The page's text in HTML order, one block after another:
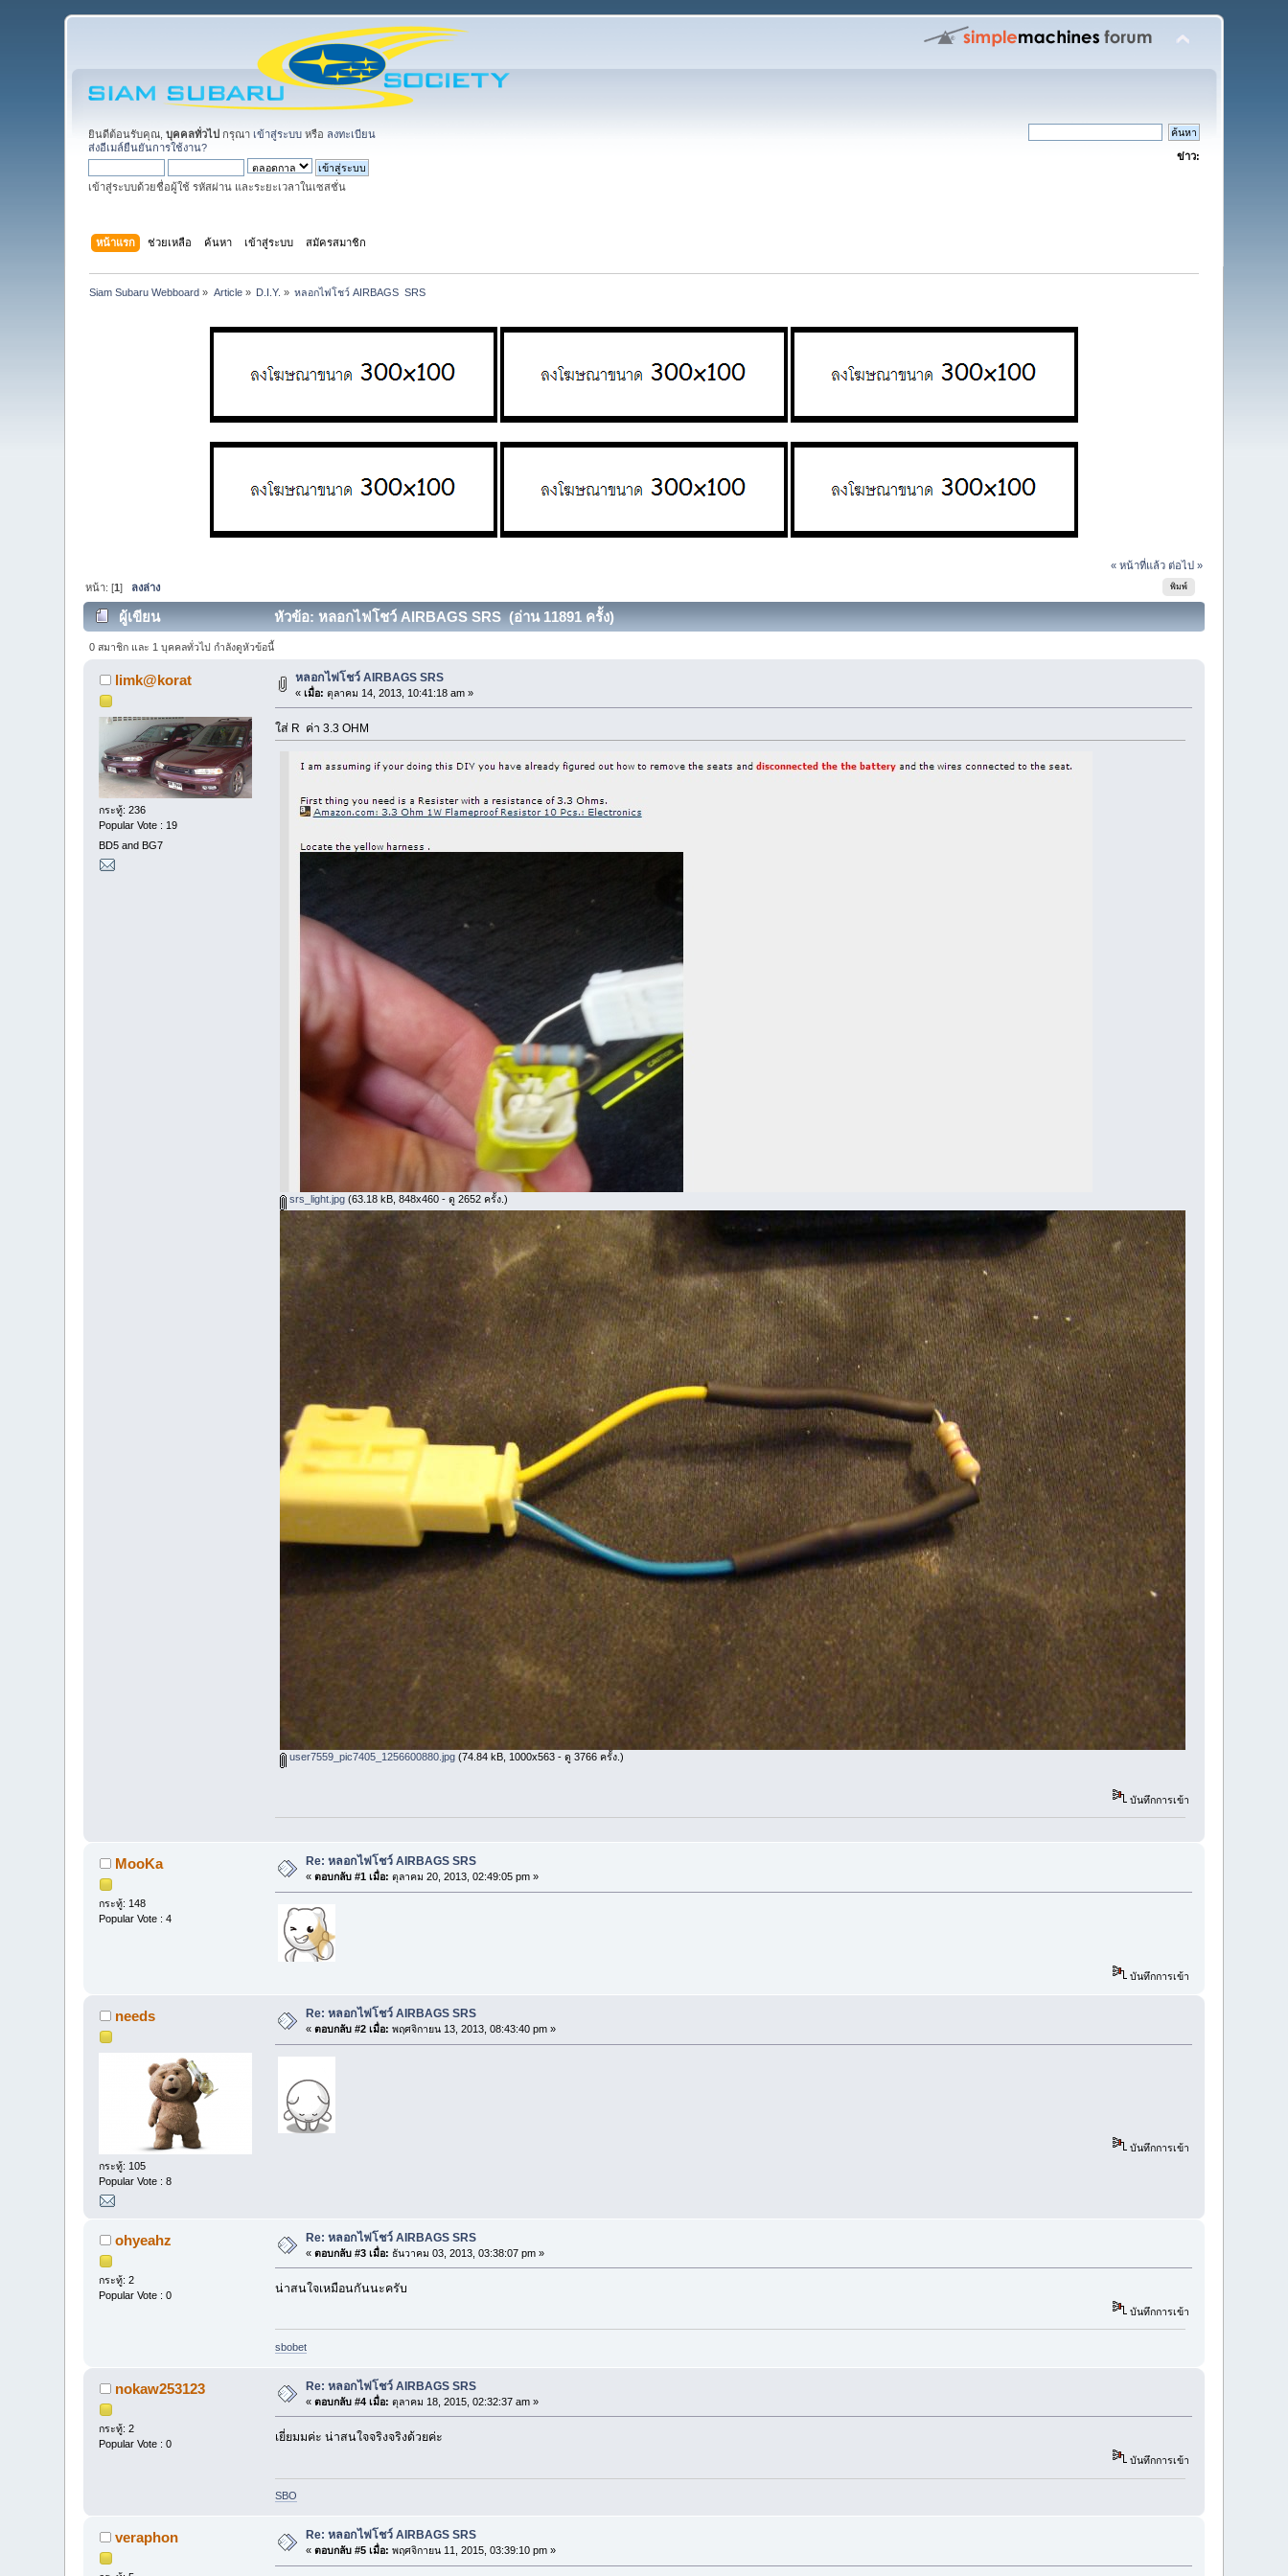
ยินดีต้อนรับคุณ,บุคคลทั่วไป กรุณา เข้าสู่ระบบ หรือ ลงทะเบียน
ส่งอีเมล์ยืนยันการใช้งาน?
เข้าสู่ระบบด้วยชื่อผู้ใช้ รหัสผ่าน และระยะเวลาในเซสชั่น
ข่าว:
หน้าแรก ช่วยเหลือ ค้นหา เข้าสู่ระบบ สมัครสมาชิก
Siam Subaru Webboard » Article» D.I.Y. » หลอกไฟโชว์ AIRBAGS  SRS
« หน้าที่แล้ว ต่อไป »
พิมพ์
หน้า: [1] ลงล่าง
ผู้เขียน หัวข้อ: หลอกไฟโชว์ AIRBAGS SRS (อ่าน 11891 ครั้ง)
0 สมาชิก และ 1 บุคคลทั่วไป กำลังดูหัวข้อนี้
limk@korat
กระทู้: 236
Popular Vote : 19
BD5 and BG7
หลอกไฟโชว์ AIRBAGS SRS
«เมื่อ: ตุลาคม 14, 2013, 10:41:18 am »
ใส่ R ค่า 3.3 OHM
srs_light.jpg (63.18 kB, 848x460 - ดู 2652 ครั้ง.)
user7559_pic7405_1256600880.jpg (74.84 kB, 1000x563 - ดู 3766 ครั้ง.)
บันทึกการเข้า
MooKa
กระทู้: 148
Popular Vote : 4
Re: หลอกไฟโชว์ AIRBAGS SRS
«ตอบกลับ #1 เมื่อ: ตุลาคม 20, 2013, 02:49:05 pm »
บันทึกการเข้า
needs
กระทู้: 105
Popular Vote : 8
Re: หลอกไฟโชว์ AIRBAGS SRS
«ตอบกลับ #2 เมื่อ: พฤศจิกายน 13, 2013, 08:43:40 pm »
บันทึกการเข้า
ohyeahz
กระทู้: 2
Popular Vote : 0
Re: หลอกไฟโชว์ AIRBAGS SRS
«ตอบกลับ #3 เมื่อ: ธันวาคม 03, 2013, 03:38:07 pm »
น่าสนใจเหมือนกันนะครับ
บันทึกการเข้า
sbobet
nokaw253123
กระทู้: 2
Popular Vote : 0
Re: หลอกไฟโชว์ AIRBAGS SRS
«ตอบกลับ #4 เมื่อ: ตุลาคม 18, 2015, 02:32:37 am »
เยี่ยมมค่ะ น่าสนใจจริงจริงด้วยค่ะ
บันทึกการเข้า
SBO
veraphon Re: หลอกไฟโชว์ AIRBAGS SRS
«ตอบกลับ #5 เมื่อ: พฤศจิกายน 11, 2015, 03:39:10 pm »